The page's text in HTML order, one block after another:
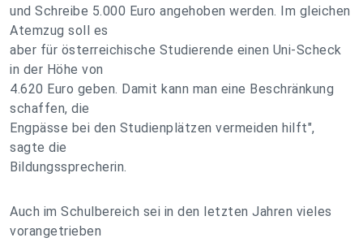
und Schreibe 5.000 Euro angehoben werden. Im gleichen
Atemzug soll es
aber für österreichische Studierende einen Uni-Scheck
in der Höhe von
4.620 Euro geben. Damit kann man eine Beschränkung
schaffen, die
Engpässe bei den Studienplätzen vermeiden hilft",
sagte die
Bildungssprecherin.
Auch im Schulbereich sei in den letzten Jahren vieles
vorangetrieben